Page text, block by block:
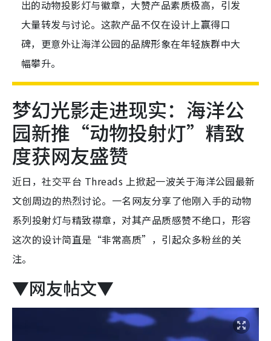
出的动物投影灯与徽章，大赞产品素质极高，引发
大量转发与讨论。这款产品不仅在设计上赢得口
碑，更意外让海洋公园的品牌形象在年轻族群中大
幅攀升。
梦幻光影走进现实：海洋公
园新推“动物投射灯”精致
度获网友盛赞
近日，社交平台 Threads 上掀起一波关于海洋公园最新
文创周边的热烈讨论。一名网友分享了他刚入手的动物
系列投射灯与精致襟章，对其产品质感赞不绝口，形容
这次的设计简直是“非常高质”，引起众多粉丝的关
注。
▼网友帖文▼